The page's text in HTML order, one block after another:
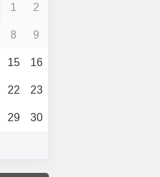
1
2
8
9
15
16
22
23
29
30